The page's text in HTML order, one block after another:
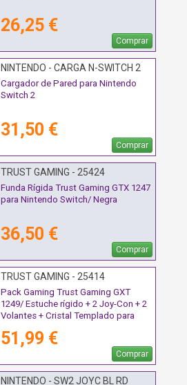
26,25 €
Comprar
NINTENDO - CARGA N-SWITCH 2
Cargador de Pared para Nintendo
Switch 2
31,50 €
Comprar
TRUST GAMING - 25424
Funda Rígida Trust Gaming GTX 1247
para Nintendo Switch/ Negra
36,50 €
Comprar
TRUST GAMING - 25414
Pack Gaming Trust Gaming GXT
1249/ Estuche rígido + 2 Joy-Con + 2
Volantes + Cristal Templado para
51,99 €
Comprar
NINTENDO - SW2 JOYC BL RD